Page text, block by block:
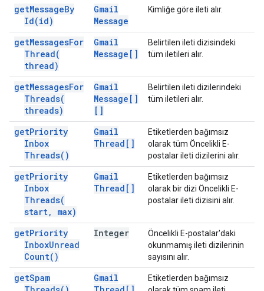
getMessageBy
Id(id)
Gmail
Message
Kimliğe göre ileti alır.
getMessagesFor
Thread(
thread)
Gmail
Message[]
Belirtilen ileti dizisindeki
tüm iletileri alır.
getMessagesFor
Threads(
threads)
Gmail
Message[]
[]
Belirtilen ileti dizilerindeki
tüm iletileri alır.
getPriority
Inbox
Threads( )
Gmail
Thread[]
Etiketlerden bağımsız
olarak tüm Öncelikli E-
postalar ileti dizilerini alır.
getPriority
Inbox
Threads(
start, max)
Gmail
Thread[]
Etiketlerden bağımsız
olarak bir dizi Öncelikli E-
postalar ileti dizisini alır.
getPriority
InboxUnread
Count( )
Integer
Öncelikli E-postalar'daki
okunmamış ileti dizilerinin
sayısını alır.
getSpam
Gmail
Etiketlerden bağımsız